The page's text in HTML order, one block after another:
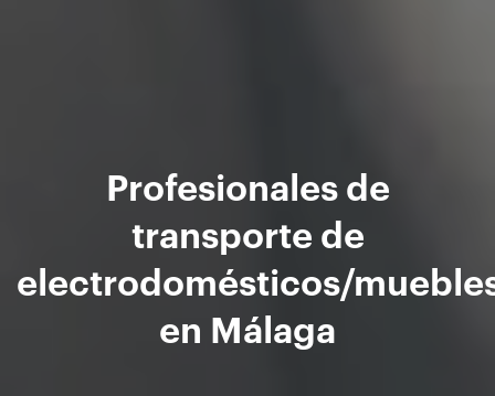
Profesionales de
transporte de
electrodomésticos/
en Málaga